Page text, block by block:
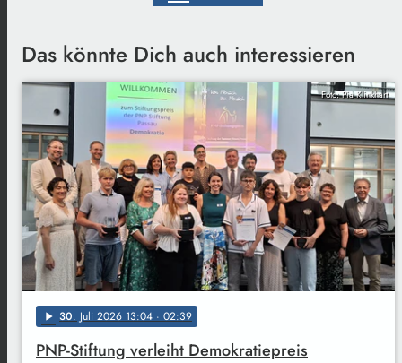
Das könnte Dich auch interessieren
Foto: Pia Klinkhart
play_arrow 30. Juli 2026 13:04 · 02:39
PNP-Stiftung verleiht Demokratiepreis